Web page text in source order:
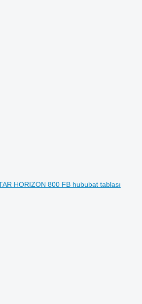
HORIZON 800 FB hububat tablası